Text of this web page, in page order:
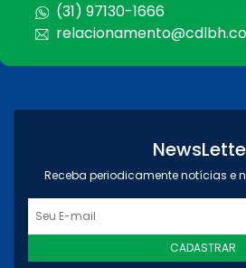
(31) 97130-1666
Receba periodicamente notícias e
CADASTRAR